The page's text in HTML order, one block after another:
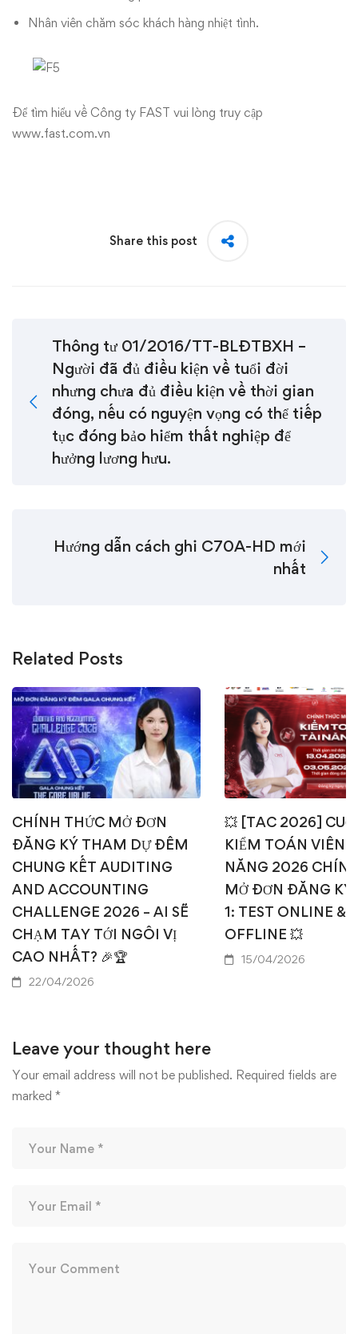
Nhân viên chăm sóc khách hàng nhiệt tình.
Để tìm hiểu về Công ty FAST vui lòng truy cập
www.fast.com.vn
Share this post
Thông tư 01/2016/TT-BLĐTBXH –
Người đã đủ điều kiện về tuổi đời
nhưng chưa đủ điều kiện về thời gian
đóng, nếu có nguyện vọng có thể tiếp
tục đóng bảo hiểm thất nghiệp để
hưởng lương hưu.
Hướng dẫn cách ghi C70A-HD mới
nhất
Related Posts
CHÍNH THỨC MỞ ĐƠN
ĐĂNG KÝ THAM DỰ ĐÊM
CHUNG KẾT AUDITING
AND ACCOUNTING
CHALLENGE 2026 – AI SẼ
CHẠM TAY TỚI NGÔI VỊ
CAO NHẤT? 🎉🏆
22/04/2026
💥 [TAC 2026]
KIỂM TOÁN VIÊN
NĂNG 2026
MỞ ĐƠN ĐĂNG KÝ
1: TEST ONLINE &
OFFLINE 💥
15/04/2026
Leave your thought here
Your email address will not be published. Required fields are
marked *